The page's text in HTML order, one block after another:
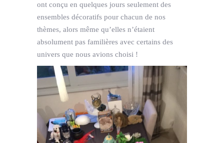
ont conçu en quelques jours seulement des
ensembles décoratifs pour chacun de nos
thèmes, alors même qu’elles n’étaient
absolument pas familières avec certains des
univers que nous avions choisi !